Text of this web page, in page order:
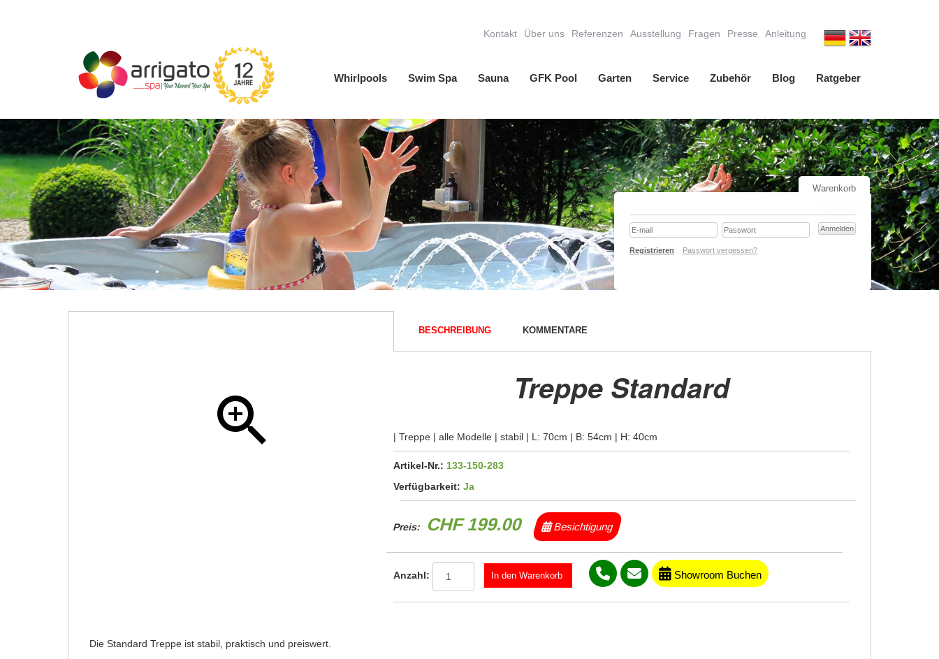
Whirlpools Swim Spa Sauna GFK Pool Garten Service Zubehör Blog Ratgeber
Kontakt Über uns Referenzen Ausstellung Fragen Presse Anleitung
Warenkorb
Registrieren Passwort vergessen?
BESCHREIBUNG KOMMENTARE
Treppe Standard
| Treppe | alle Modelle | stabil | L: 70cm | B: 54cm | H: 40cm
Artikel-Nr.:133-150-283
Verfügbarkeit:Ja
Preis: CHF 199.00 Besichtigung
Anzahl: Showroom Buchen
Die Standard Treppe ist stabil, praktisch und preiswert.